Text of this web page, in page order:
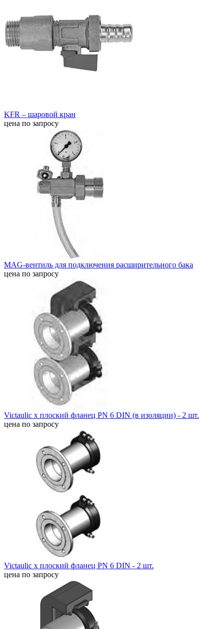
KFR – шаровой кран
цена по запросу
MAG-вентиль для подключения расширительного бака
цена по запросу
Victaulic x плоский фланец PN 6 DIN (в изоляции) - 2 шт.
цена по запросу
Victaulic x плоский фланец PN 6 DIN - 2 шт.
цена по запросу